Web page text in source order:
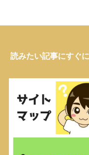
読みたい記事にすぐ